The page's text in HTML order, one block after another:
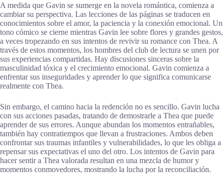
A medida que Gavin se sumerge en la novela romántica, comienza a
cambiar su perspectiva. Las lecciones de las páginas se traducen en
conocimientos sobre el amor, la paciencia y la conexión emocional. Un
tono cómico se cierne mientras Gavin lee sobre flores y grandes gestos,
a veces tropezando en sus intentos de revivir su romance con Thea. A
través de estos momentos, los hombres del club de lectura se unen por
sus experiencias compartidas. Hay discusiones sinceras sobre la
masculinidad tóxica y el crecimiento emocional. Gavin comienza a
enfrentar sus inseguridades y aprender lo que significa comunicarse
realmente con Thea.
Sin embargo, el camino hacia la redención no es sencillo. Gavin lucha
con sus acciones pasadas, tratando de demostrarle a Thea que puede
aprender de sus errores. Aunque abundan los momentos entrañables,
también hay contratiempos que llevan a frustraciones. Ambos deben
confrontar sus traumas infantiles y vulnerabilidades, lo que les obliga a
repensar sus expectativas el uno del otro. Los intentos de Gavin para
hacer sentir a Thea valorada resultan en una mezcla de humor y
momentos conmovedores, mostrando la lucha por la reconciliación.